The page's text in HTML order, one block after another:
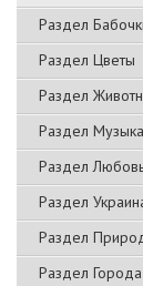
Раздел
Раздел Цветы
Раздел
Раздел Музыка
Раздел
Раздел
Раздел
Раздел Города